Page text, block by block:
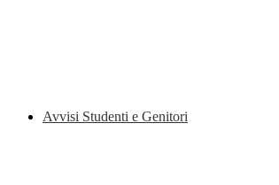
Avvisi Studenti e Genitori